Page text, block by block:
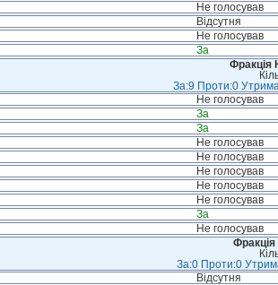
Не голосував
Відсутня
Не голосував
За
Фракція
За:9 Проти:0
Не голосував
За
За
Не голосував
Не голосував
Не голосував
Не голосував
Не голосував
За
Не голосував
Фракція
За:0 Проти:0
Відсутня